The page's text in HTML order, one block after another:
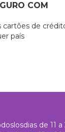
COM
cartões de
país
de 11